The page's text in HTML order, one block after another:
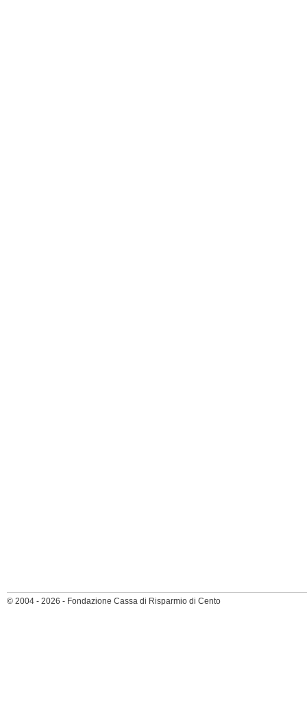
© 2004 - 2026 - Fondazione Cassa di Risparmio di Cento